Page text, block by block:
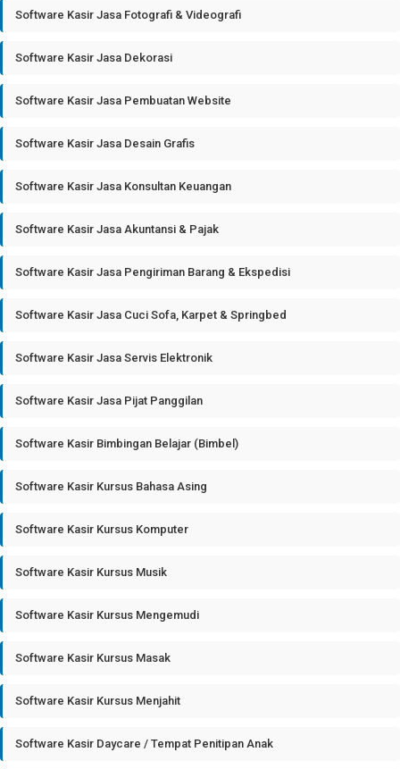
Software Kasir Jasa Fotografi & Videografi
Software Kasir Jasa Dekorasi
Software Kasir Jasa Pembuatan Website
Software Kasir Jasa Desain Grafis
Software Kasir Jasa Konsultan Keuangan
Software Kasir Jasa Akuntansi & Pajak
Software Kasir Jasa Pengiriman Barang & Ekspedisi
Software Kasir Jasa Cuci Sofa, Karpet & Springbed
Software Kasir Jasa Servis Elektronik
Software Kasir Jasa Pijat Panggilan
Software Kasir Bimbingan Belajar (Bimbel)
Software Kasir Kursus Bahasa Asing
Software Kasir Kursus Komputer
Software Kasir Kursus Musik
Software Kasir Kursus Mengemudi
Software Kasir Kursus Masak
Software Kasir Kursus Menjahit
Software Kasir Daycare / Tempat Penitipan Anak